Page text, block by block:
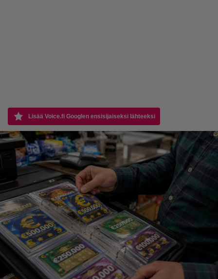
Lisää Voice.fi Googlen ensisijaiseksi lähteeksi